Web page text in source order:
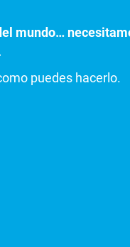
mundo…
puedes hacerlo.